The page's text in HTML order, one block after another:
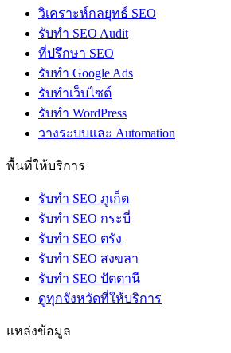
วิเคราะห์กลยุทธ์ SEO
รับทำ SEO Audit
ที่ปรึกษา SEO
รับทำ Google Ads
รับทำเว็บไซต์
รับทำ WordPress
วางระบบและ Automation
พื้นที่ให้บริการ
รับทำ SEO ภูเก็ต
รับทำ SEO กระบี่
รับทำ SEO ตรัง
รับทำ SEO สงขลา
รับทำ SEO ปัตตานี
ดูทุกจังหวัดที่ให้บริการ
แหล่งข้อมูล